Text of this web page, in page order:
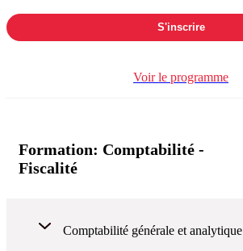
S'inscrire
Voir le programme
Formation: Comptabilité -
Fiscalité
Comptabilité générale et analytique